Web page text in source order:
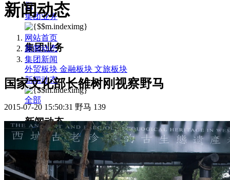
们
集团业务
集团业务
外贸板块 金融板块 文旅板块
新闻动态
全部
新闻动态
集团新闻 媒体报道
往来名人
人才招聘
新闻动态
网站首页
新闻动态
集团新闻
国家文化部长雒树刚视察野马
2015-07-20 15:50:31 野马 139